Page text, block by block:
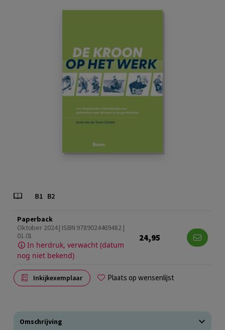
Paperback
Oktober 2024 | ISBN 9789024469482 |
01.01
In herdruk, verwacht (datum
nog niet bekend)
24,95
Inkijkexemplaar Plaats op wensenlijst
Omschrijving